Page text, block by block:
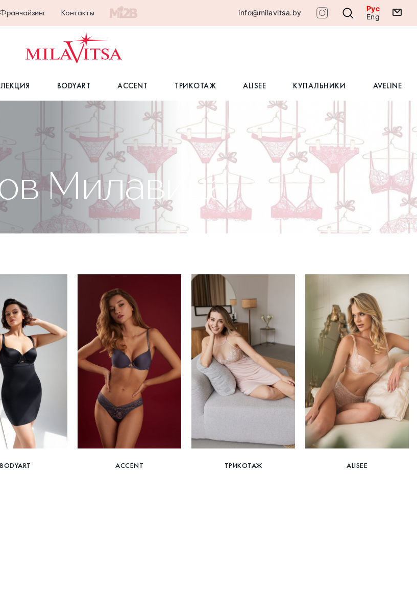
Контакты info@milavitsa.by
Рус
Eng
BODYART ACCENT ТРИКОТАЖ ALISEE КУПАЛЬНИКИ AVELINE
Милавица
BODYART ACCENT ТРИКОТАЖ ALISEE